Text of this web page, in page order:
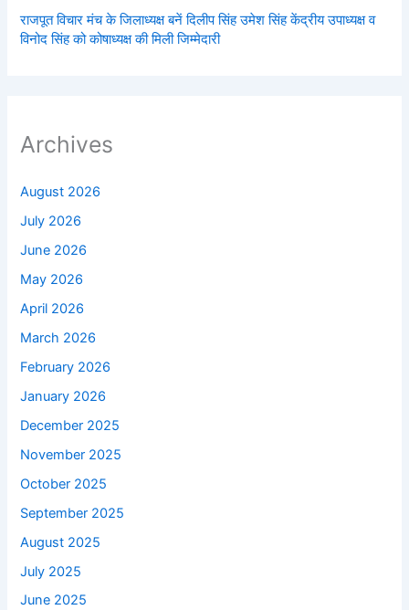
राजपूत विचार मंच के जिलाध्यक्ष बनें‌ दिलीप सिंह उमेश सिंह केंद्रीय उपाध्यक्ष व
विनोद सिंह को कोषाध्यक्ष की मिली जिम्मेदारी
Archives
August 2026
July 2026
June 2026
May 2026
April 2026
March 2026
February 2026
January 2026
December 2025
November 2025
October 2025
September 2025
August 2025
July 2025
June 2025